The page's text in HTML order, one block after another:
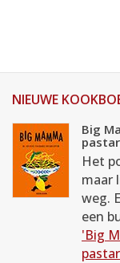
NIEUWE
Big
Het
maar
weg.
een
'Big